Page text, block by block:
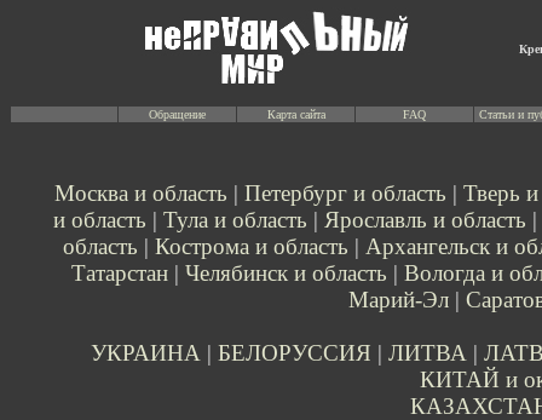
Обращение Карта сайта FAQ Статьи и
Москва и область | Петербург и область | Тверь и
и область | Тула и область | Ярославль и область |
область | Кострома и область | Архангельск и
Татарстан| Челябинск и область | Вологда и
Марий-Эл |
УКРАИНА | БЕЛОРУССИЯ | ЛИТВА |
КИТАЙ и